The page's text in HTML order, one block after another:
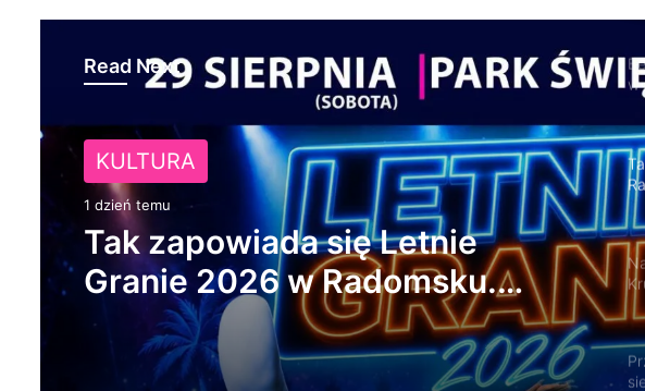
Read Next
KULTURA
1 dzień temu
Tak zapowiada się Letnie
Granie 2026 w Radomsku.
Będzie muzyka, zabawa i
atrakcje dla rodzin
w